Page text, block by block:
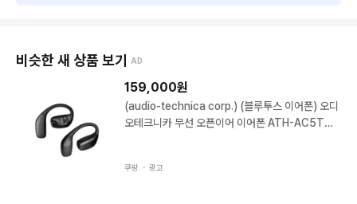
비슷한 새 상품 보기 AD
159,000원
(audio-technica corp.) (블루투스 이어폰) 오디
오테크니카 무선 오픈이어 이어폰 ATH-AC5TW
쿠팡 ・ 광고